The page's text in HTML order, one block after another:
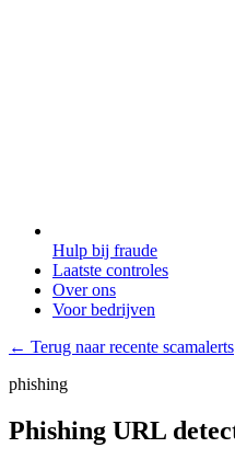
Hulp bij fraude
Laatste controles
Over ons
Voor bedrijven
← Terug naar recente scamalerts
phishing
Phishing URL